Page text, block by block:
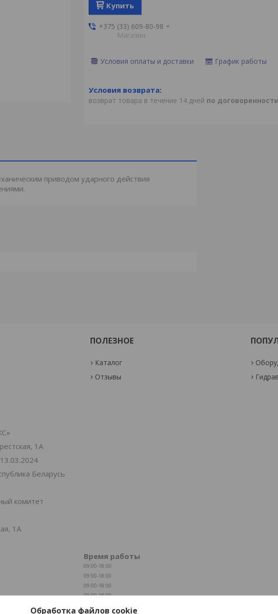
Купить
+375 (33) 609-80-98
Магазин
Условия оплаты и доставки График работы
возврат товара в течение 14 дней по договоренности
приводом ударного действия
ПОЛЕЗНОЕ
Каталог
Отзывы
1А
Беларусь
комитет
1А
Время работы
09:00-18:00
09:00-18:00
09:00-18:00
09:00-18:00
Обработка файлов cookie